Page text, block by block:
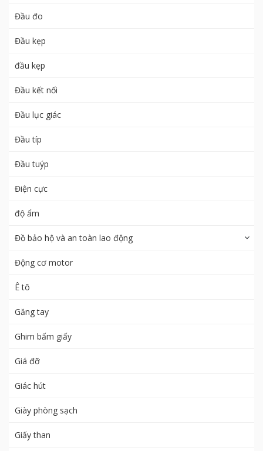
Đầu đo
Đầu kẹp
đầu kẹp
Đầu kết nối
Đầu lục giác
Đầu típ
Đầu tuýp
Điện cực
độ ẩm
Đồ bảo hộ và an toàn lao động
Động cơ motor
Ê tô
Găng tay
Ghim bấm giấy
Giá đỡ
Giác hút
Giày phòng sạch
Giấy than